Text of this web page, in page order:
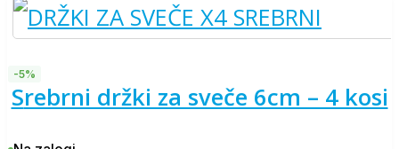
-5%
srebrni držki za sveče 6cm – 4 kosi